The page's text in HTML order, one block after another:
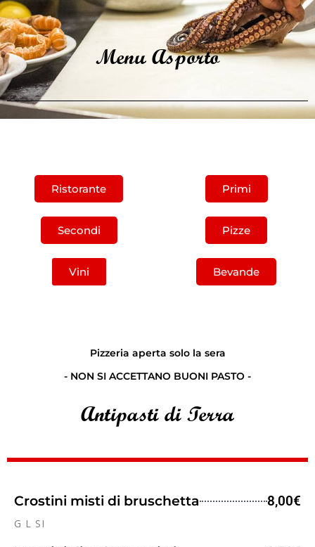
Menu Asporto
Ristorante Primi
Secondi Pizze
Vini Bevande
Pizzeria aperta solo la sera
- NON SI ACCETTANO BUONI PASTO -
Antipasti di Terra
Crostini misti di bruschetta 8,00€
G L SI